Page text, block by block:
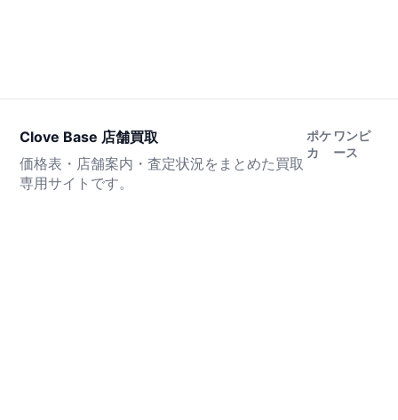
Clove Base 店舗買取
価格表・店舗案内・査定状況をまとめた買取
専用サイトです。
ポケ
カ
ワンピ
ース